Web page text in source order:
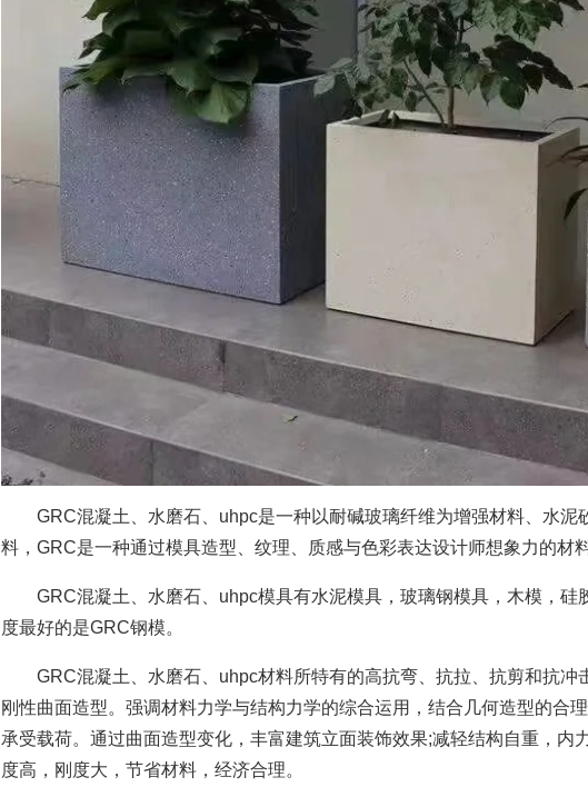
GRC混凝土、水磨石、uhpc是一种以耐碱玻璃纤维为增强材料、水泥
料，GRC是一种通过模具造型、纹理、质感与色彩表达设计师想象力的材料
GRC混凝土、水磨石、uhpc模具有水泥模具，玻璃钢模具，木模，硅
度最好的是GRC钢模。
GRC混凝土、水磨石、uhpc材料所特有的高抗弯、抗拉、抗剪和抗冲
刚性曲面造型。强调材料力学与结构力学的综合运用，结合几何造型的合
承受载荷。通过曲面造型变化，丰富建筑立面装饰效果;减轻结构自重，内
度高，刚度大，节省材料，经济合理。